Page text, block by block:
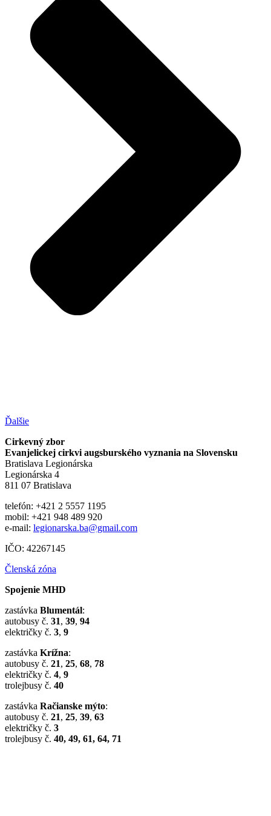
Ďalšie
Cirkevný zbor
Evanjelickej cirkvi augsburského vyznania na Slovensku
Bratislava Legionárska
Legionárska 4
811 07 Bratislava
telefón: +421 2 5557 1195
mobil: +421 948 489 920
e-mail: legionarska.ba@gmail.com
IČO: 42267145
Členská zóna
Spojenie MHD
zastávka Blumentál:
autobusy č. 31, 39, 94
električky č. 3, 9
zastávka Krížna:
autobusy č. 21, 25, 68, 78
električky č. 4, 9
trolejbusy č. 40
zastávka Račianske mýto:
autobusy č. 21, 25, 39, 63
električky č. 3
trolejbusy č. 40, 49, 61, 64, 71